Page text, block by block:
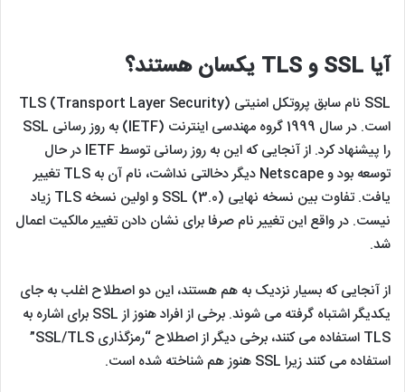
آیا SSL و TLS یکسان هستند؟
SSL نام سابق پروتکل امنیتی TLS (Transport Layer Security)
توسعه بود و Netscape دیگر دخالتی نداشت، نام آن به TLS تغییر
یافت. تفاوت بین نسخه نهایی SSL (3.0) و اولین نسخه TLS زیاد
نیست. در واقع این تغییر نام صرفا برای نشان دادن تغییر مالکیت اعمال
شد.